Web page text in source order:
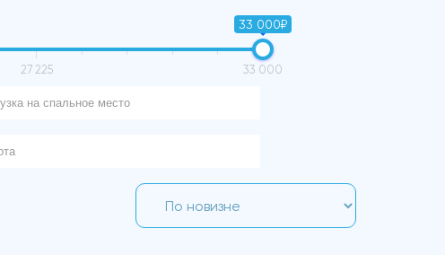
33 000₽
27 225 33 000